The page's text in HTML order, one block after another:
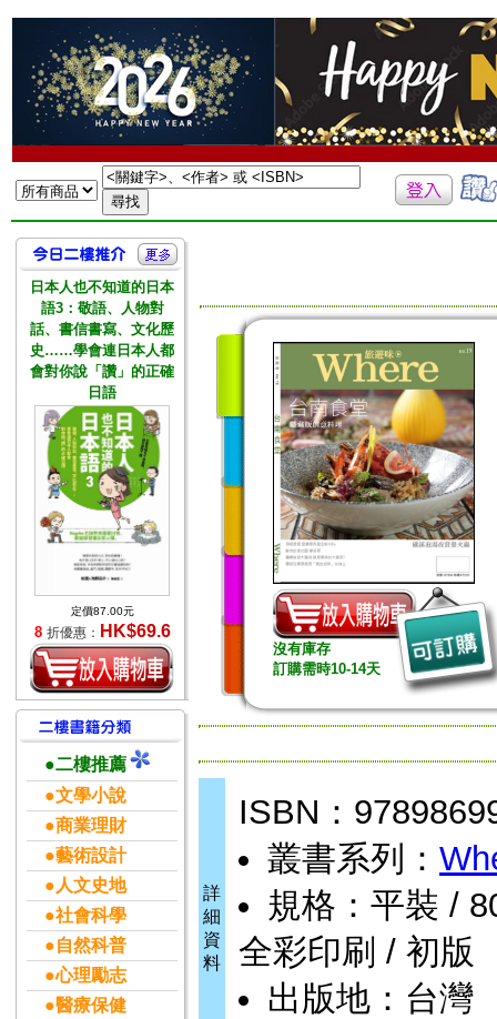
日本人也不知道的日本
語3：敬語、人物對
話、書信書寫、文化歷
史……學會連日本人都
會對你說「讚」的正確
日語
定價87.00元
8 折優惠： HK$69.6
●二樓推薦
●文學小說
●商業理財
●藝術設計
●人文史地
●社會科學
●自然科普
●心理勵志
●醫療保健
沒有庫存
訂購需時10-14天
詳
細
資
料
ISBN：
叢書系列：
規格：平裝 /
全彩印刷 / 初版
出版地：台灣